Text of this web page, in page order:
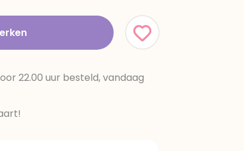
22.00 uur besteld, vandaag